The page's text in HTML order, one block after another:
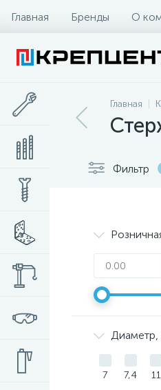
Главная Бренды О
Главная
Фильтр
7 7,4 11